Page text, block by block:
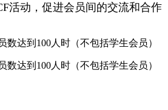
活动，促进会员间的交流和合作
数达到100人时（不包括学生会员）
数达到100人时（不包括学生会员）